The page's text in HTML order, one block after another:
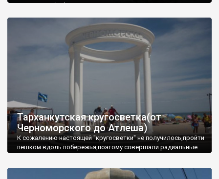
запрошую відвідати це
Тарханкутская кругосветка(от
Черноморского до Атлеша)
К сожалению настоящей "кругосветки" не получилось,пройти
пешком вдоль побережья,поэтому совершали радиальные